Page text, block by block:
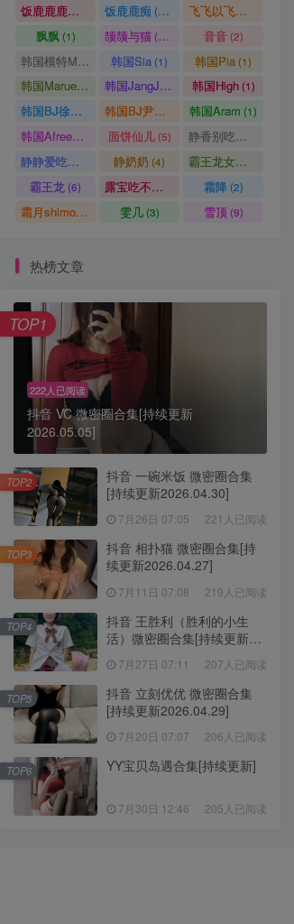
饭鹿鹿鹿痴 饭鹿鹿痴 (28) 飞飞以飞飞
飘飘(1) 颉颉与猫(16) 音音(2)
韩国模特Mozzi (1)韩国Sia (1) 韩国Pia(1)
韩国Maruemon (1) 韩国JangJoo 韩国High(1)
韩国BJ徐雅eseoa (1) 韩国BJ尹知予 (1)韩国Aram (1)
韩国AfreecaTV主播 (1)
面饼仙儿(5) 静香别吃了
静静爱吃糖 静奶奶 (4) 霸王龙女孩
霸王龙 (6) 露宝吃不饱 霜降(2)
霜月shimo
(4) 雯几(3) 雪顶(9)
热榜文章
222人已阅读
抖音 VC 微密圈合集[持续更新
2026.05.05]
TOP1
抖音 一碗米饭 微密圈合集
[持续更新2026.04.30]
7月26日 07:05 221人已阅读
TOP2
抖音 相扑猫 微密圈合集[持
续更新2026.04.27]
7月11日 07:08 219人已阅读
TOP3
抖音 王胜利（胜利的小生
活）微密圈合集[持续更新
7月27日 07:11 207人已阅读
TOP4
抖音 立刻优优 微密圈合集
[持续更新2026.04.29]
7月20日 07:07 206人已阅读
TOP5
YY宝贝岛遇合集[持续更新]
7月30日 12:46 205人已阅读
TOP6